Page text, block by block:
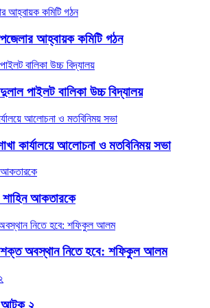
আহ্বায়ক কমিটি গঠন
পাইলট বালিকা উচ্চ বিদ্যালয়
কার্যালয়ে আলোচনা ও মতবিনিময় সভা
শাহিন আকতারকে
শক্ত অবস্থান নিতে হবে: শফিকুল আলম
আটক ২